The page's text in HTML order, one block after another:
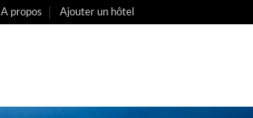
A propos Ajouter un hôtel